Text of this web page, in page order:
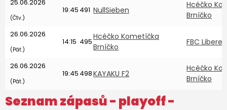
25.06.2026
(Čtv.)
19:45 491 NullSieben
Hcéčko
Brníčko
26.06.2026
(Pát.)
14:15 495
Hcéčko Kometíčka
Brníčko
FBC Liberec
26.06.2026
(Pát.)
19:45 498KAYAKU F2
Hcéčko
Brníčko
Seznam zápasů - playoff -